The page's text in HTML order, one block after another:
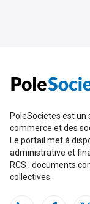
PoleSocietes est un
commerce et des
Le portail met à
administrative et
RCS : documents
collectives.